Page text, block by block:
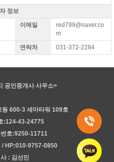
림2길
2길
북
남
정보
이메일
red799@naver.co
m
연락처 031-372-2284
공인중개사 사무소>
동 600-3 세마타워 109호
:124-43-24775
호:9250-11711
HP:010-9757-0850
: 김선민